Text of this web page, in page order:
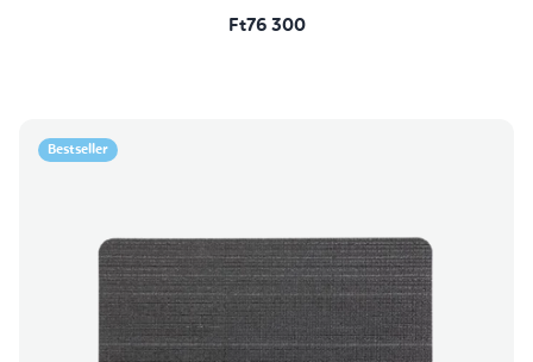
Ft76 300
Bestseller